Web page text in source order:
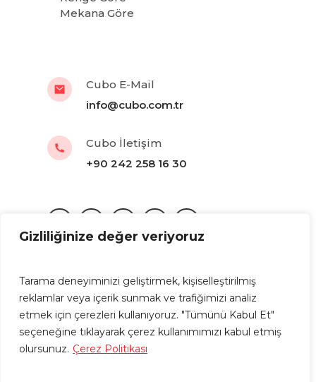
Gizliliğinize değer veriyoruz
Tarama deneyiminizi geliştirmek, kişiselleştirilmiş
reklamlar veya içerik sunmak ve trafiğimizi analiz
etmek için çerezleri kullanıyoruz. "Tümünü Kabul Et"
seçeneğine tıklayarak çerez kullanımımızı kabul etmiş
olursunuz. Çerez Politikası
Mekana Göre
Cubo E-Mail
info@cubo.com.tr
Cubo İletişim
+90 242 258 16 30
KVKK |Gizlilik Politikası
CUBO bir Başergün A.Ş. kuruluşudur © 2024.
Driven bygurukafa.net